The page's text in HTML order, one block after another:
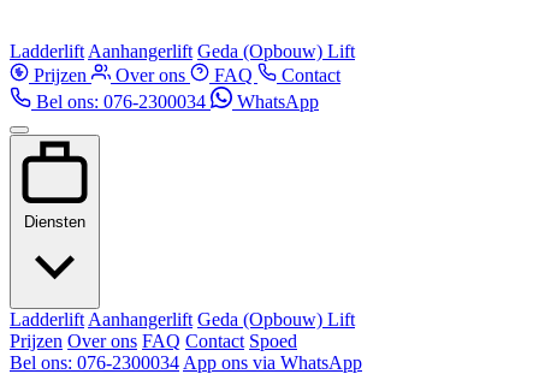
Ladderlift Aanhangerlift Geda (Opbouw) Lift
Prijzen
Over ons FAQ
Contact
Bel ons: 076-2300034
WhatsApp
Diensten
Ladderlift Aanhangerlift Geda (Opbouw) Lift
Prijzen Over ons FAQ Contact Spoed
Bel ons: 076-2300034 App ons via WhatsApp